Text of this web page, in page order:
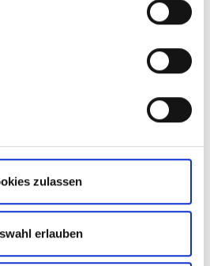
zulassen
erlauben
über unsere
Produkte und führenden